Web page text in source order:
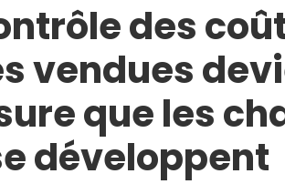
des
vendues
que les
développent